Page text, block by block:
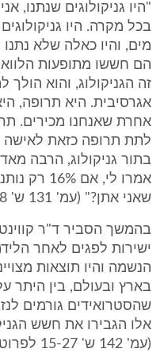
"היו גניקולוגים שנתנו,
בכל מקרה. היו
מים, והיו כאלה שלא
הם חששו מתופעות
זה הגניקולוג, והוא
אגרסיבית. היא תרופה,
אחרת שאנחנו מכירים.
לתת תרופה כזאת
בתור גניקולוג, הרבה
אמרו לי,
שאני אתן?" (עמ' 131 ש' 20-28 לפרוט’).
בהמשך הסביר ד"ר
ישירות לפגים לאחר
הנשמה והיו תוצאות
בארץ ובעולם, בין היתר
שהסטרואידים גורמים
אלו הגבירו את חשש
(עמ' 142 ש' 15-27 לפרוט’).